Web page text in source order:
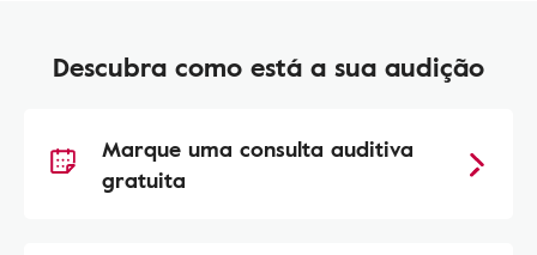
Descubra como está a sua audição
Marque uma consulta auditiva
gratuita